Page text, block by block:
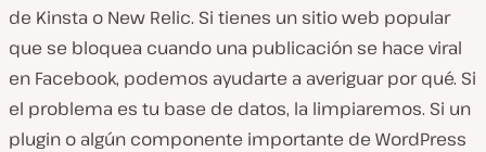
de Kinsta o New Relic. Si tienes un sitio web popular
que se bloquea cuando una publicación se hace viral
en Facebook, podemos ayudarte a averiguar por qué. Si
el problema es tu base de datos, la limpiaremos. Si un
plugin o algún componente importante de WordPress